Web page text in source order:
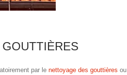
par le nettoyage des gouttières